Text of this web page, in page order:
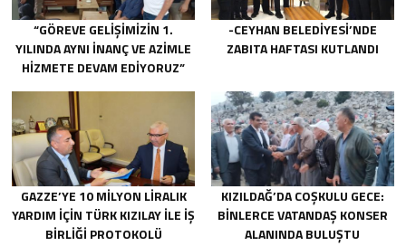
“GÖREVE GELIŞIMIZIN 1.
YILINDA AYNI INANÇ VE AZIMLE
HIZMETE DEVAM EDIYORUZ”
-CEYHAN BELEDIYESI’NDE
ZABITA HAFTASI KUTLANDI
GAZZE’YE 10 MILYON LIRALIK
YARDIM IÇIN TÜRK KIZILAY ILE IŞ
BIRLIĞI PROTOKOLÜ
KIZILDAĞ’DA COŞKULU GECE:
BINLERCE VATANDAŞ KONSER
ALANINDA BULUŞTU